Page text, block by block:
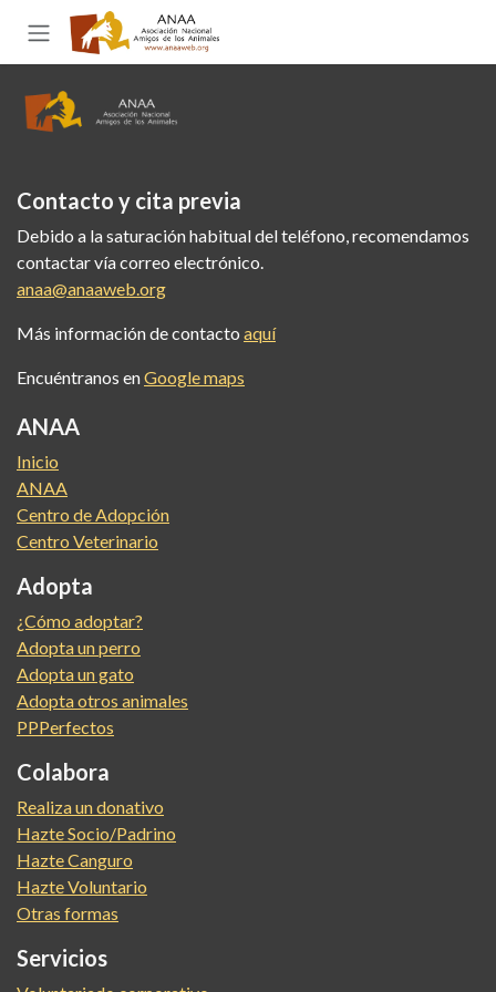
Ir al contenido
Contacto y cita previa
Debido a la saturación habitual del teléfono, recomendamos
contactar vía correo electrónico.
anaa@anaaweb.org
Más información de contacto aquí
Encuéntranos enGoogle maps
ANAA
Inicio
ANAA
Centro de Adopción
Centro Veterinario
Adopta
¿Cómo adoptar?
Adopta un perro
Adopta un gato
Adopta otros animales
PPPerfectos
Colabora
Realiza un donativo
Hazte Socio/Padrino
Hazte Canguro
Hazte Voluntario
Otras formas
Servicios